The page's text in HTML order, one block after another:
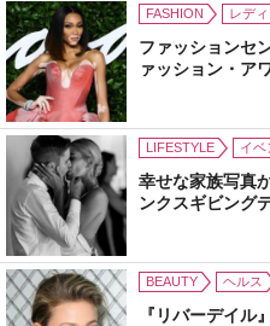
FASHION レデ
ファッションセ
ァッション・ア
LIFESTYLE イベ
幸せな家族写真
ンクスギビング
BEAUTY ヘルス
『リバーデイル